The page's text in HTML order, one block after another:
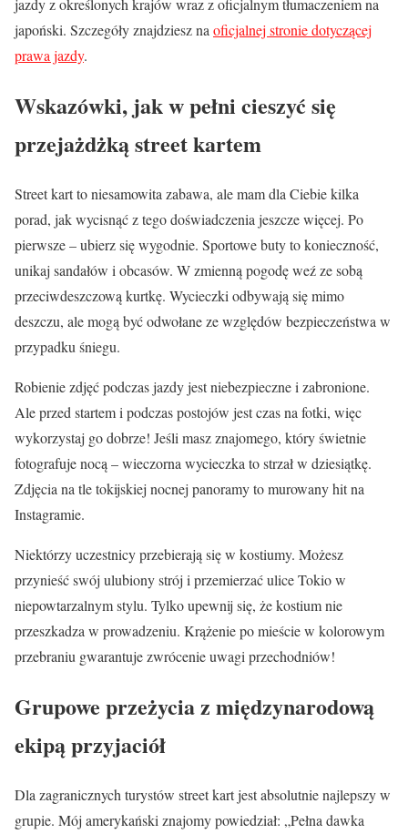
jazdy z określonych krajów wraz z oficjalnym tłumaczeniem na
japoński. Szczegóły znajdziesz na oficjalnej stronie dotyczącej
prawa jazdy.
Wskazówki, jak w pełni cieszyć się
przejażdżką street kartem
Street kart to niesamowita zabawa, ale mam dla Ciebie kilka
porad, jak wycisnąć z tego doświadczenia jeszcze więcej. Po
pierwsze – ubierz się wygodnie. Sportowe buty to konieczność,
unikaj sandałów i obcasów. W zmienną pogodę weź ze sobą
przeciwdeszczową kurtkę. Wycieczki odbywają się mimo
deszczu, ale mogą być odwołane ze względów bezpieczeństwa w
przypadku śniegu.
Robienie zdjęć podczas jazdy jest niebezpieczne i zabronione.
Ale przed startem i podczas postojów jest czas na fotki, więc
wykorzystaj go dobrze! Jeśli masz znajomego, który świetnie
fotografuje nocą – wieczorna wycieczka to strzał w dziesiątkę.
Zdjęcia na tle tokijskiej nocnej panoramy to murowany hit na
Instagramie.
Niektórzy uczestnicy przebierają się w kostiumy. Możesz
przynieść swój ulubiony strój i przemierzać ulice Tokio w
niepowtarzalnym stylu. Tylko upewnij się, że kostium nie
przeszkadza w prowadzeniu. Krążenie po mieście w kolorowym
przebraniu gwarantuje zwrócenie uwagi przechodniów!
Grupowe przeżycia z międzynarodową
ekipą przyjaciół
Dla zagranicznych turystów street kart jest absolutnie najlepszy w
grupie. Mój amerykański znajomy powiedział: „Pełna dawka